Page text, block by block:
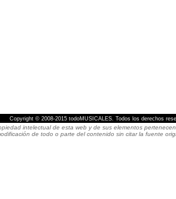
Copyright © 2008-2015 todoMUSICALES. Todos los derechos
intelectual de esta web y de sus elementos
de todo o parte del contenido sin citar la fuente